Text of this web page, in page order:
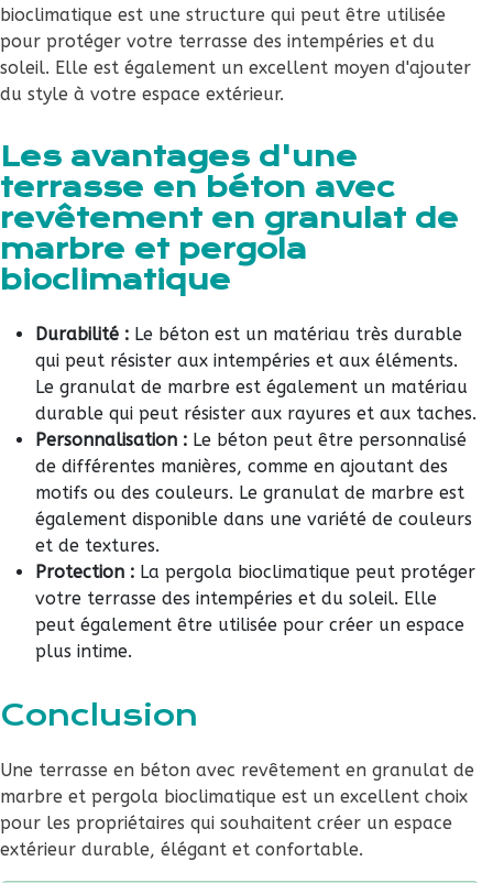
bioclimatique est une structure qui peut être utilisée
pour protéger votre terrasse des intempéries et du
soleil. Elle est également un excellent moyen d'ajouter
du style à votre espace extérieur.
Les avantages d'une
terrasse en béton avec
revêtement en granulat de
marbre et pergola
bioclimatique
Durabilité : Le béton est un matériau très durable
qui peut résister aux intempéries et aux éléments.
Le granulat de marbre est également un matériau
durable qui peut résister aux rayures et aux taches.
Personnalisation : Le béton peut être personnalisé
de différentes manières, comme en ajoutant des
motifs ou des couleurs. Le granulat de marbre est
également disponible dans une variété de couleurs
et de textures.
Protection : La pergola bioclimatique peut protéger
votre terrasse des intempéries et du soleil. Elle
peut également être utilisée pour créer un espace
plus intime.
Conclusion
Une terrasse en béton avec revêtement en granulat de
marbre et pergola bioclimatique est un excellent choix
pour les propriétaires qui souhaitent créer un espace
extérieur durable, élégant et confortable.